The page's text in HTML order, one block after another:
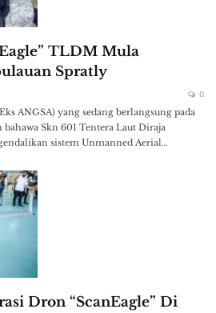
TLDM Mula
Spratly
0
ANGSA) yang sedang berlangsung pada
Skn 601 Tentera Laut Diraja
sistem Unmanned Aerial…
Dron “ScanEagle” Di